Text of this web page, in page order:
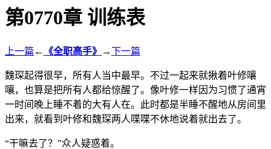
第0770章 训练表
上一篇 ← 《全职高手》 →下一篇
魏琛起得很早，所有人当中最早。不过一起来就揪着叶修嚷
嚷，也算是把所有人都给惊醒了。像叶修一样因为习惯了通宵
一时间晚上睡不着的大有人在。此时都是半睡不醒地从房间里
出来，就看到叶修和魏琛两人喋喋不休地说着就出去了。
“干嘛去了？”众人疑惑着。